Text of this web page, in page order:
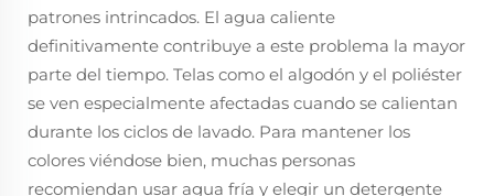
patrones intrincados. El agua caliente
definitivamente contribuye a este problema la mayor
parte del tiempo. Telas como el algodón y el poliéster
se ven especialmente afectadas cuando se calientan
durante los ciclos de lavado. Para mantener los
colores viéndose bien, muchas personas
recomiendan usar agua fría y elegir un detergente